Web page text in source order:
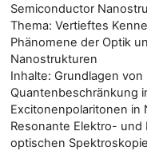
Semiconductor
Thema: Vertieftes
Phänomene der Optik
Nanostrukturen
Inhalte: Grundlagen
Quantenbeschränkung
Excitonenpolaritonen in
Resonante Elektro-
optischen